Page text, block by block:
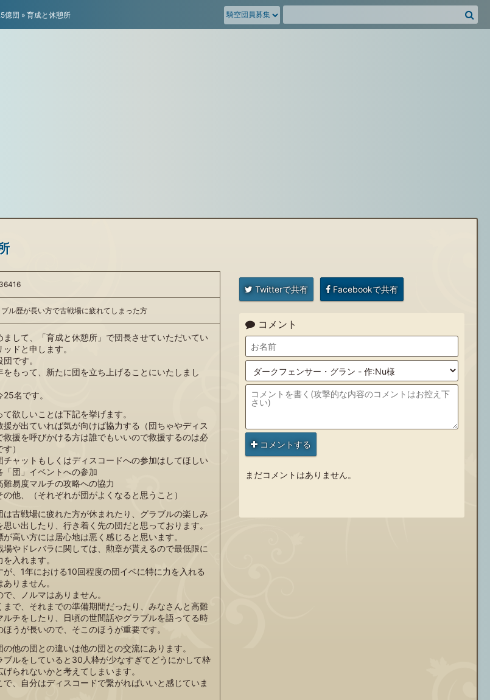
騎
空
団
億団 » 育成と休憩所
ブル歴が長い方で古戦場に疲れてしまった方
まして、「育成と休憩所」で団長させていただいてい
ッドと申します。
団です。
をもって、新たに団を立ち上げることにいたしまし
25名です。
て欲しいことは下記を挙げます。
援が出ていれば気が向けば協力する（団ちゃやディス
救援を呼びかける方は誰でもいいので救援するのは必
）
チャットもしくはディスコードへの参加はしてほしい
「団」イベントへの参加
難易度マルチの攻略への協力
の他、（それぞれが団がよくなると思うこと）
は古戦場に疲れた方が休まれたり、グラブルの楽しみ
思い出したり、行き着く先の団だと思っております。
が高い方には居心地は悪く感じると思います。
場やドレバラに関しては、勲章が貰えるので最低限に
を入れます。
が、1年における10回程度の団イベに特に力を入れる
ありません。
で、ノルマはありません。
まで、それまでの準備期間だったり、みなさんと高難
ルチをしたり、日頃の世間話やグラブルを語ってる時
ほうが長いので、そこのほうが重要です。
の他の団との違いは他の団との交流にあります。
ブルをしていると30人枠が少なすぎてどうにかして枠
げられないかと考えてしまいます。
で、自分はディスコードで繋がればいいと感じていま
Twitterで共有 Facebookで共有
コメント
コメントする
まだコメントはありません。